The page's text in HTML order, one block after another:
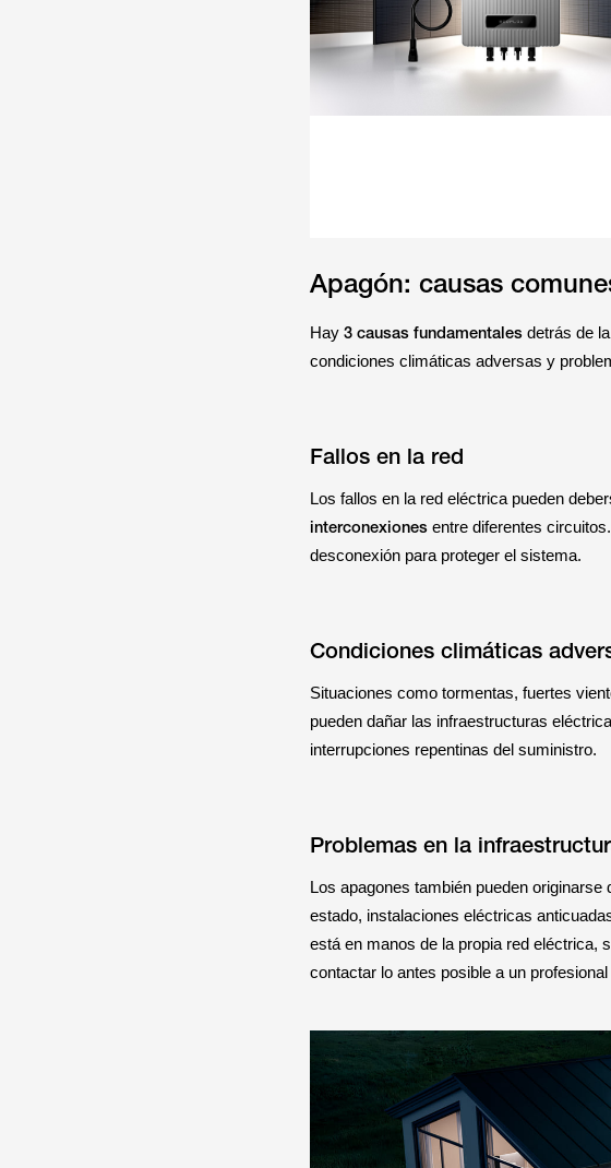
Apagón: causas
Hay 3 causas fundamentalesdetrás de la
condiciones climáticas adversas y
Fallos en la red
Los fallos en la red eléctrica pueden
interconexionesentre diferentes
desconexión para proteger el sistema.
Condiciones climáticas
Situaciones como tormentas, fuertes
pueden dañar las infraestructuras
interrupciones repentinas del suministro.
Problemas en la
Los apagones también pueden
estado, instalaciones eléctricas
está en manos de la propia red eléctrica,
contactar lo antes posible a un profesional